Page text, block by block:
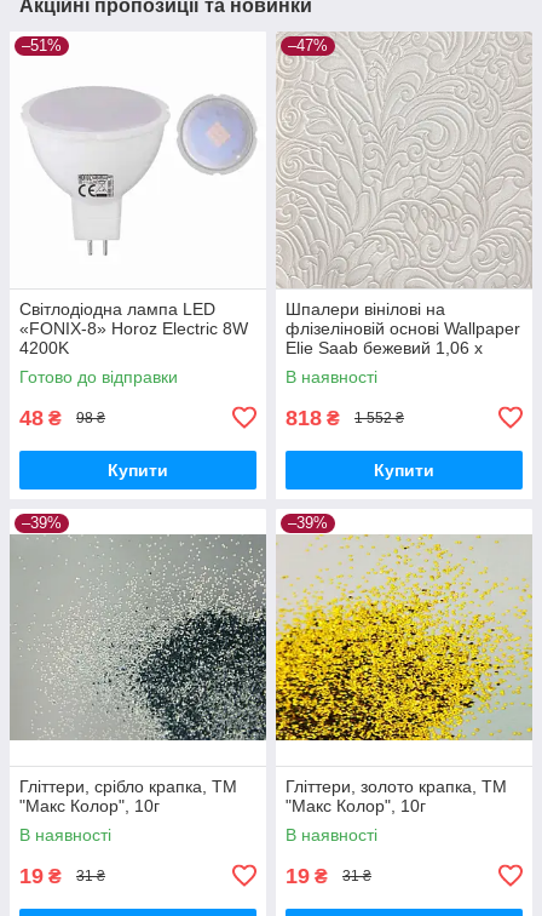
Акційні пропозиції та новинки
–51%
Світлодіодна лампа LED
«FONIX-8» Horoz Electric 8W
4200K
Готово до відправки
48 ₴ 98 ₴
Купити
–47%
Шпалери вінілові на
флізеліновій основі Wallpaper
Elie Saab бежевий 1,06 х
10,05м (Z64802)
В наявності
818 ₴ 1 552 ₴
Купити
–39%
Гліттери, срібло крапка, ТМ
"Макс Колор", 10г
В наявності
19 ₴ 31 ₴
–39%
Гліттери, золото крапка, ТМ
"Макс Колор", 10г
В наявності
19 ₴ 31 ₴